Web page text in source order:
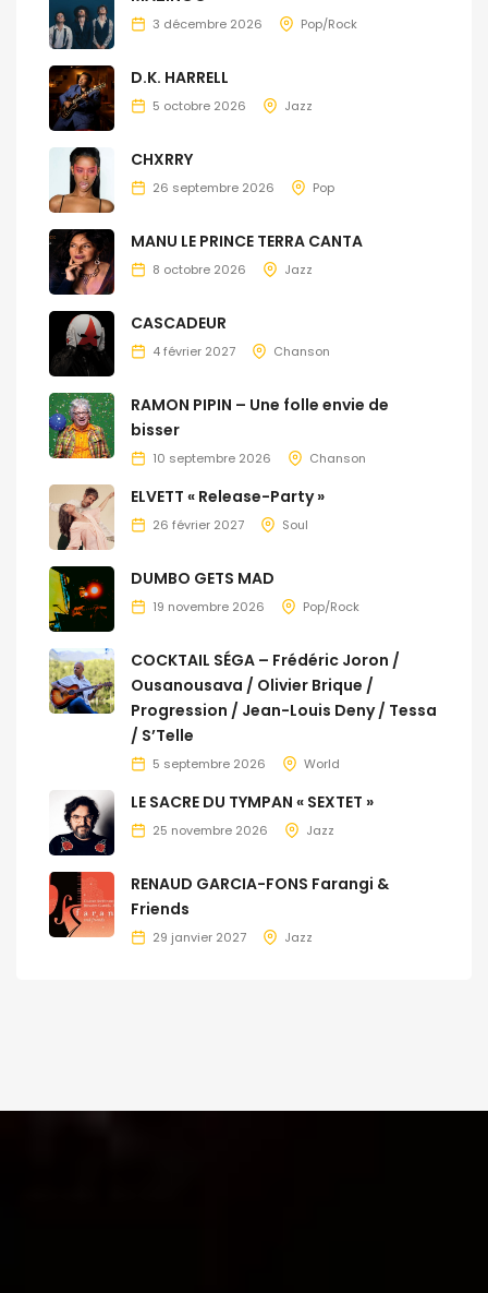
3 décembre 2026 Pop/Rock
D.K. HARRELL
5 octobre 2026 Jazz
CHXRRY
26 septembre 2026 Pop
MANU LE PRINCE TERRA CANTA
8 octobre 2026 Jazz
CASCADEUR
4 février 2027 Chanson
RAMON PIPIN – Une folle envie de
bisser
10 septembre 2026 Chanson
ELVETT « Release-Party »
26 février 2027 Soul
DUMBO GETS MAD
19 novembre 2026 Pop/Rock
COCKTAIL SÉGA – Frédéric Joron /
Ousanousava / Olivier Brique /
Progression / Jean-Louis Deny / Tessa
/ S’Telle
5 septembre 2026 World
LE SACRE DU TYMPAN « SEXTET »
25 novembre 2026 Jazz
RENAUD GARCIA-FONS Farangi &
Friends
29 janvier 2027 Jazz